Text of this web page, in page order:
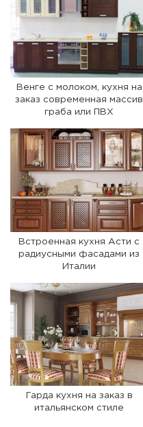
Венге с молоком, кухня на
заказ современная массив
граба или ПВХ
Встроенная кухня Асти с
радиусными фасадами из
Италии
Гарда кухня на заказ в
итальянском стиле